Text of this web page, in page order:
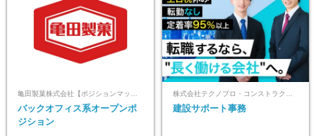
亀田製菓株式会社【ポジションマッチ登録】
バックオフィス系オープンポ
ジション
株式会社テクノプロ・コンストラクション
建設サポート事務